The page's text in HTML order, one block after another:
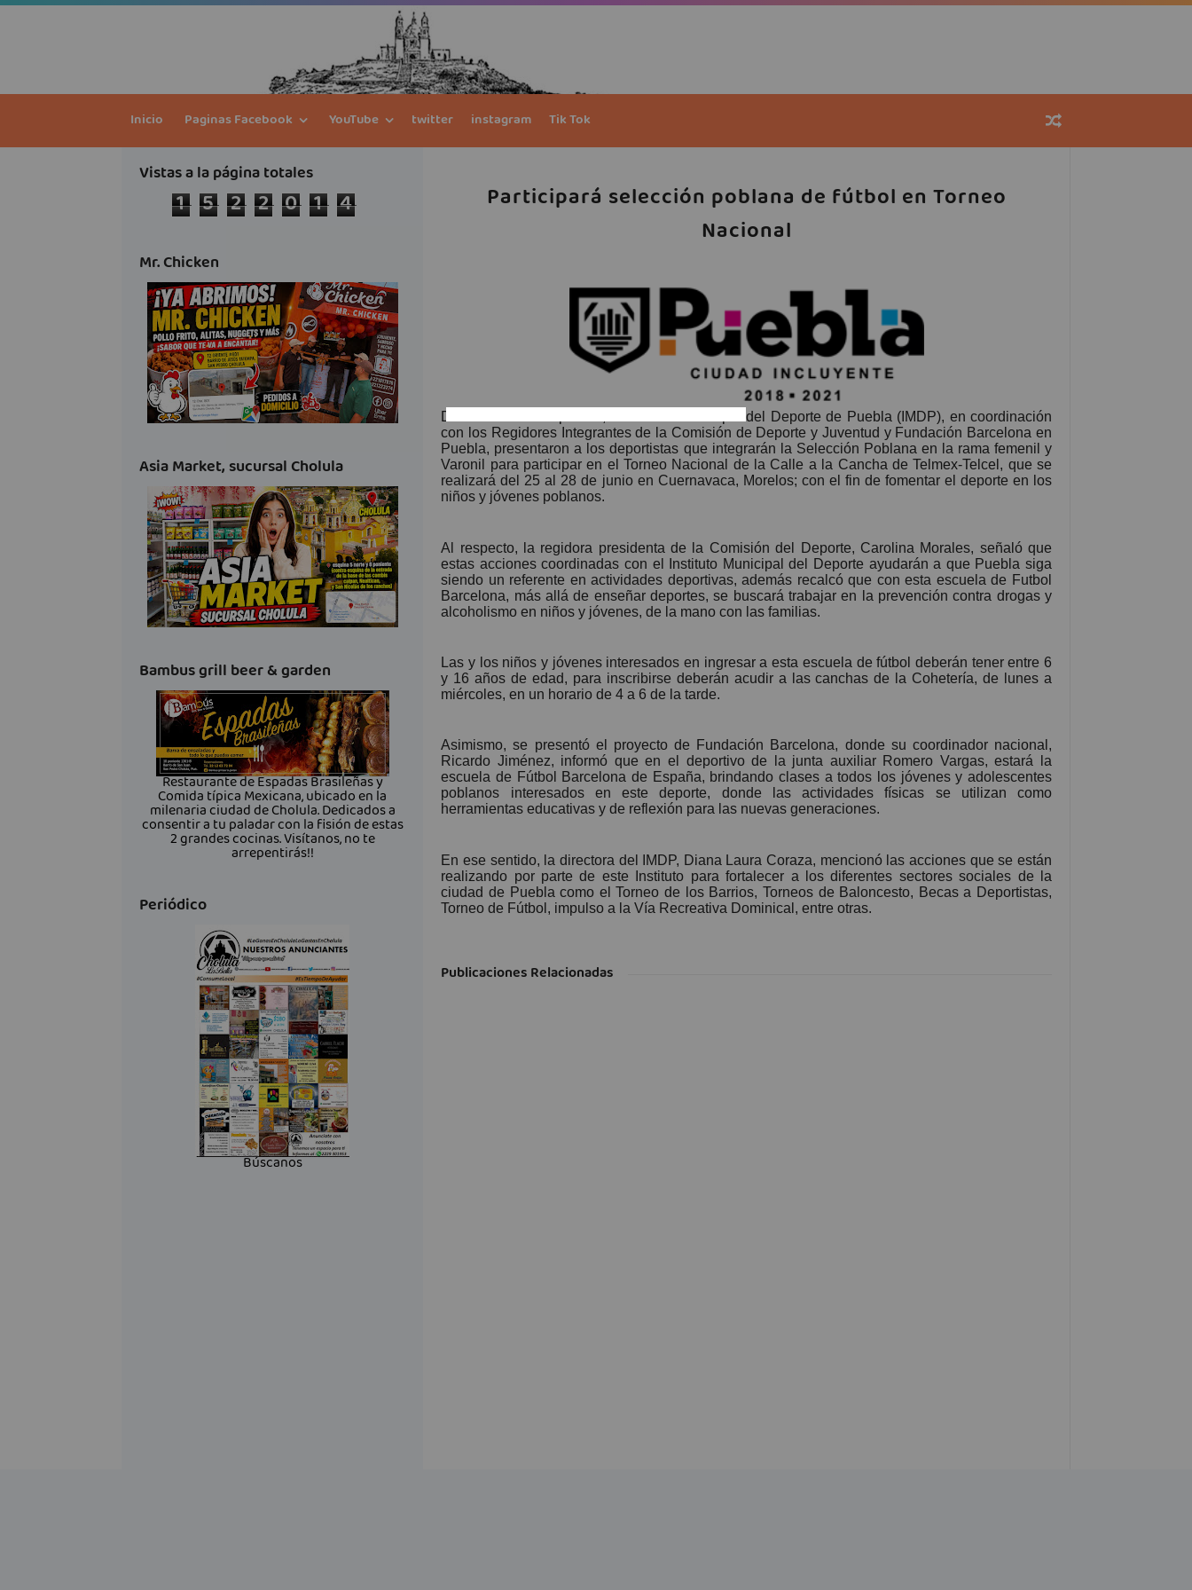
Inicio Paginas Facebook YouTube twitter instagram Tik Tok
Participará selección poblana de fútbol en Torneo
Nacional
Durante rueda de prensa, el Instituto Municipal del Deporte de Puebla (IMDP), en coordinación
con los Regidores Integrantes de la Comisión de Deporte y Juventud y Fundación Barcelona en
Puebla, presentaron a los deportistas que integrarán la Selección Poblana en la rama femenil y
Varonil para participar en el Torneo Nacional de la Calle a la Cancha de Telmex-Telcel, que se
realizará del 25 al 28 de junio en Cuernavaca, Morelos; con el fin de fomentar el deporte en los
niños y jóvenes poblanos.
Al respecto, la regidora presidenta de la Comisión del Deporte, Carolina Morales, señaló que
estas acciones coordinadas con el Instituto Municipal del Deporte ayudarán a que Puebla siga
siendo un referente en actividades deportivas, además recalcó que con esta escuela de Futbol
Barcelona, más allá de enseñar deportes, se buscará trabajar en la prevención contra drogas y
alcoholismo en niños y jóvenes, de la mano con las familias.
Las y los niños y jóvenes interesados en ingresar a esta escuela de fútbol deberán tener entre 6
y 16 años de edad, para inscribirse deberán acudir a las canchas de la Cohetería, de lunes a
miércoles, en un horario de 4 a 6 de la tarde.
Asimismo, se presentó el proyecto de Fundación Barcelona, donde su coordinador nacional,
Ricardo Jiménez, informó que en el deportivo de la junta auxiliar Romero Vargas, estará la
escuela de Fútbol Barcelona de España, brindando clases a todos los jóvenes y adolescentes
poblanos interesados en este deporte, donde las actividades físicas se utilizan como
herramientas educativas y de reflexión para las nuevas generaciones.
En ese sentido, la directora del IMDP, Diana Laura Coraza, mencionó las acciones que se están
realizando por parte de este Instituto para fortalecer a los diferentes sectores sociales de la
ciudad de Puebla como el Torneo de los Barrios, Torneos de Baloncesto, Becas a Deportistas,
Torneo de Fútbol, impulso a la Vía Recreativa Dominical, entre otras.
Publicaciones Relacionadas
Vistas a la página totales
1 5 2 2 0 1 4
Mr. Chicken
Asia Market, sucursal Cholula
Bambus grill beer & garden
Restaurante de Espadas Brasileñas y
Comida típica Mexicana, ubicado en la
milenaria ciudad de Cholula. Dedicados a
consentir a tu paladar con la fisión de estas
2 grandes cocinas. Visítanos, no te
arrepentirás!!
Periódico
Búscanos